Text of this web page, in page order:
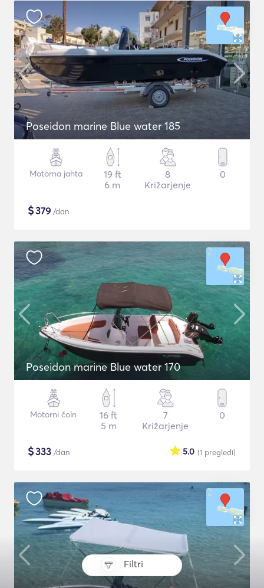
Filtri
Poseidon marine Blue water 185
Motorna jahta
19 ft
6 m
8
Križarjenje
0
$379 /dan
Poseidon marine Blue water 170
Motorni čoln
16 ft
5 m
7
Križarjenje
0
$333 /dan (1 pregledi)
5.0